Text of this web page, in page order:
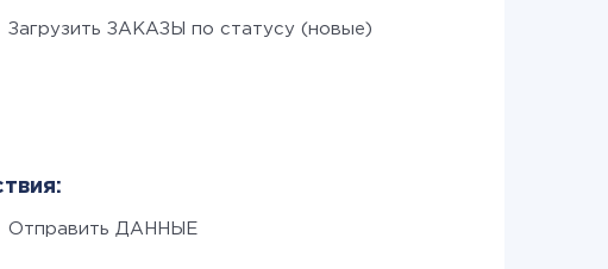
Загрузить ЗАКАЗЫ по статусу (новые)
Отправить ДАННЫЕ